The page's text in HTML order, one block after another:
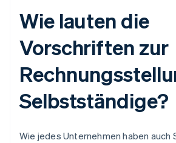
Wie lauten die
Vorschriften zur
Selbstständige?
Wie jedes Unternehmen haben auch